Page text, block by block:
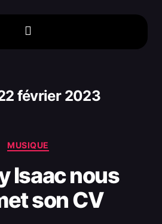
février 2023
MUSIQUE
Isaac nous
son CV